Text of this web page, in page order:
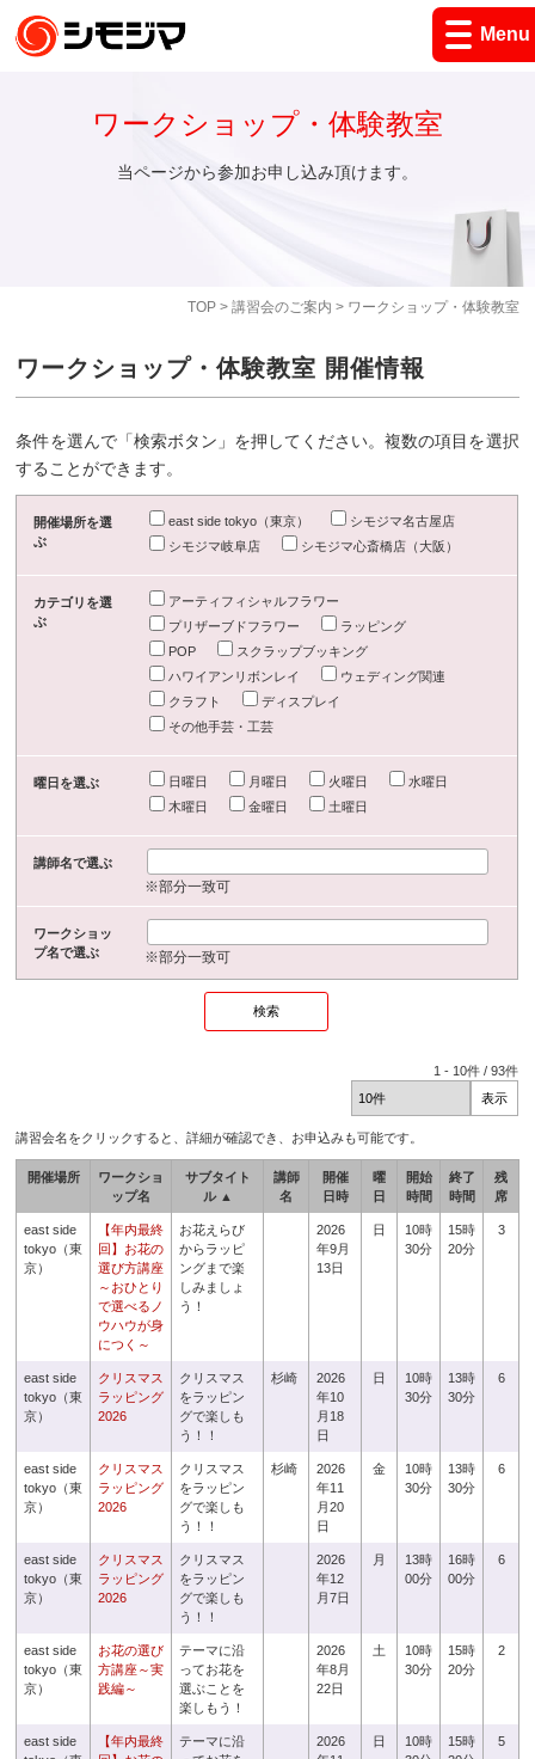
Menu
TOP> 講習会のご案内 > ワークショップ・体験教室
ワークショップ・体験教室
当ページから参加お申し込み頂けます。
ワークショップ・体験教室 開催情報
条件を選んで「検索ボタン」を押してください。複数の項目を選択
することができます。
開催場所を選
ぶ
east side tokyo（東京）
シモジマ名古屋店
シモジマ岐阜店
シモジマ心斎橋店（大阪）
カテゴリを選
ぶ
アーティフィシャルフラワー
プリザーブドフラワー
ラッピング
POP
スクラップブッキング
ハワイアンリボンレイ
ウェディング関連
クラフト
ディスプレイ
その他手芸・工芸
曜日を選ぶ 日曜日 月曜日 火曜日
水曜日
木曜日
金曜日 土曜日
講師名で選ぶ
※部分一致可
ワークショッ
プ名で選ぶ
※部分一致可
1 - 10件 /93件
講習会名をクリックすると、詳細が確認でき、お申込みも可能です。
開催場所
ワークショ
ップ名
サブタイト
ル ▲
講師
名
開催
日時
曜
日
開始
時間
終了
時間
残
席
east side
tokyo（東
京）
【年内最終
回】お花の
選び方講座
～おひとり
で選べるノ
ウハウが身
につく～
お花えらび
からラッピ
ングまで楽
しみましょ
う！
2026
年9月
13日
日
10時
30分
15時
20分
3
east side
tokyo（東
京）
クリスマス
ラッピング
2026
クリスマス
をラッピン
グで楽しも
う！！
杉崎
2026
年10
月18
日
日
10時
30分
13時
30分
6
east side
tokyo（東
京）
クリスマス
ラッピング
2026
クリスマス
をラッピン
グで楽しも
う！！
杉崎
2026
年11
月20
日
金
10時
30分
13時
30分
6
east side
tokyo（東
京）
クリスマス
ラッピング
2026
クリスマス
をラッピン
グで楽しも
う！！
2026
年12
月7日
月
13時
00分
16時
00分
6
east side
tokyo（東
京）
お花の選び
方講座～実
践編～
テーマに沿
ってお花を
選ぶことを
楽しもう！
2026
年8月
22日
土
10時
30分
15時
20分
2
east side
【年内最終
テーマに沿
2026
日
10時
15時
5